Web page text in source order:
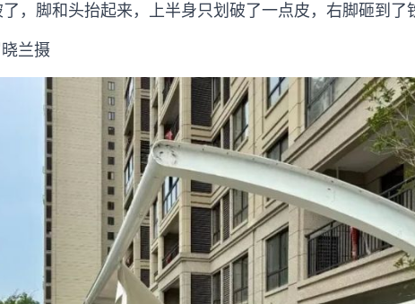
，脚和头抬起来，上半身只划破了一点皮，右脚砸到了
兰摄